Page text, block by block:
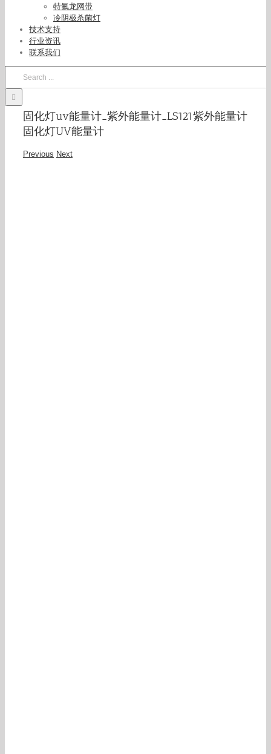
特氟龙网带
冷阴极杀菌灯
技术支持
行业资讯
联系我们
固化灯uv能量计_紫外能量计_LS121紫外能量计
固化灯UV能量计
Previous Next